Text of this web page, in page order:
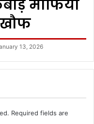
माफिया
13, 2026
Required fields are